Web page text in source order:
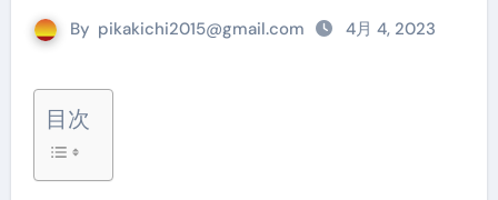
By pikakichi2015@gmail.com 4月 4, 2023
目次